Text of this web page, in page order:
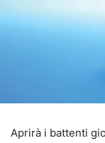
Aprirà i battenti